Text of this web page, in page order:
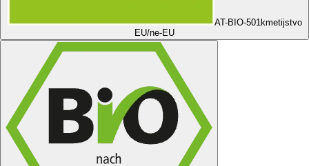
AT-BIO-501kmetijstvo
EU/ne-EU